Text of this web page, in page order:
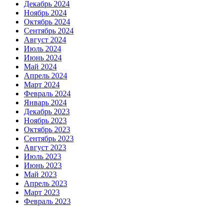
Декабрь 2024
Ноябрь 2024
Октябрь 2024
Сентябрь 2024
Август 2024
Июль 2024
Июнь 2024
Май 2024
Апрель 2024
Март 2024
Февраль 2024
Январь 2024
Декабрь 2023
Ноябрь 2023
Октябрь 2023
Сентябрь 2023
Август 2023
Июль 2023
Июнь 2023
Май 2023
Апрель 2023
Март 2023
Февраль 2023